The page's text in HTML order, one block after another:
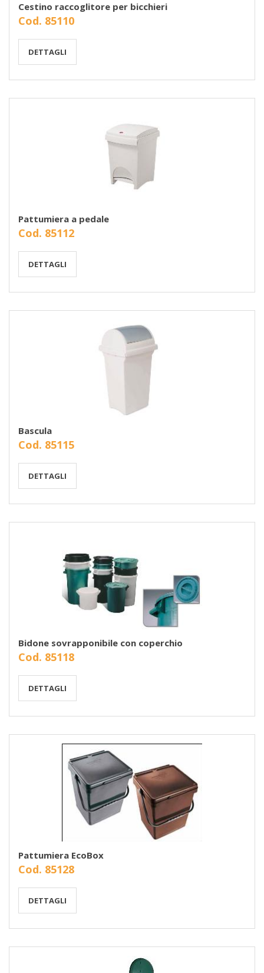
Cestino raccoglitore per bicchieri
Cod. 85110
DETTAGLI
Pattumiera a pedale
Cod. 85112
DETTAGLI
Bascula
Cod. 85115
DETTAGLI
Bidone sovrapponibile con coperchio
Cod. 85118
DETTAGLI
Pattumiera EcoBox
Cod. 85128
DETTAGLI